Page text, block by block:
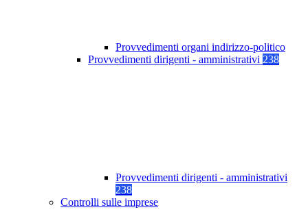
Provvedimenti organi indirizzo-politico
Provvedimenti dirigenti - amministrativi 238
Provvedimenti dirigenti - amministrativi
238
Controlli sulle imprese